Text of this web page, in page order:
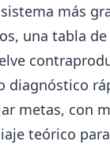
más
una tabla
diagnóstico
metas, con
teórico